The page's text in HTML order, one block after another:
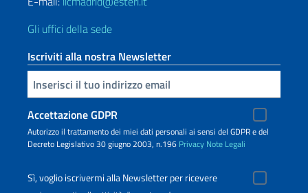
Gli uffici della sede
Iscriviti alla nostra Newsletter
Inserisci la tua email
Accettazione GDPR
Autorizzo il trattamento dei miei dati personali ai sensi del GDPR e del
Decreto Legislativo 30 giugno 2003, n.196 Privacy Note Legali
Sì, voglio iscrivermi alla Newsletter per ricevere